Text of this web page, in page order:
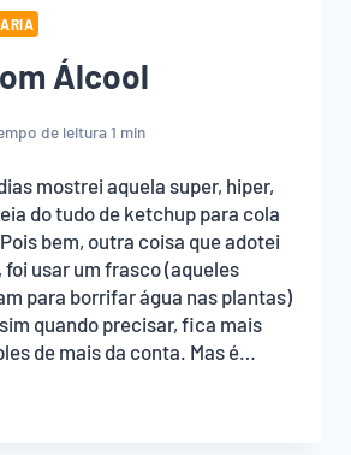
Álcool
de leitura1 min
mostrei aquela super, hiper,
do tudo de ketchup para cola
bem, outra coisa que adotei
usar um frasco (aqueles
para borrifar água nas plantas)
quando precisar, fica mais
de mais da conta. Mas é…